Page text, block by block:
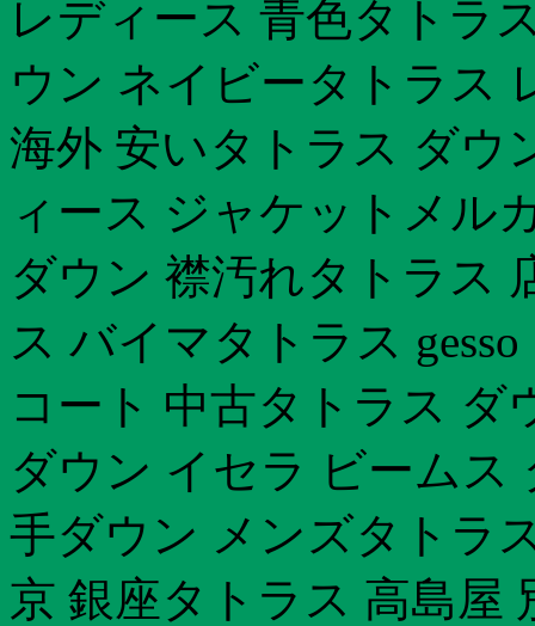
レディース 青色タトラ
ウン ネイビータトラス
海外 安いタトラス ダウ
ィース ジャケットメル
ダウン 襟汚れタトラス
ス バイマタトラス
コート 中古タトラス
ダウン イセラ ビームス
手ダウン メンズタトラ
京 銀座タトラス 高島